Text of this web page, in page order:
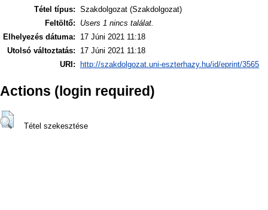
Tétel típus: Szakdolgozat (Szakdolgozat)
Feltöltő:
Users 1 nincs találat.
Elhelyezés dátuma:
17 Júni 2021 11:18
Utolsó változtatás:
17 Júni 2021 11:18
URI:
http://szakdolgozat.uni-eszterhazy.hu/id/eprint/3565
Actions (login required)
Tétel szekesztése